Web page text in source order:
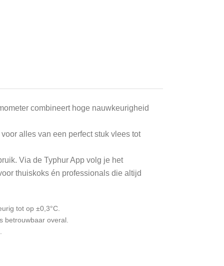
combineert hoge nauwkeurigheid
alles van een perfect stuk vlees tot
Via de Typhur App volg je het
thuiskoks én professionals die altijd
tot op ±0,3°C.
betrouwbaar overal.